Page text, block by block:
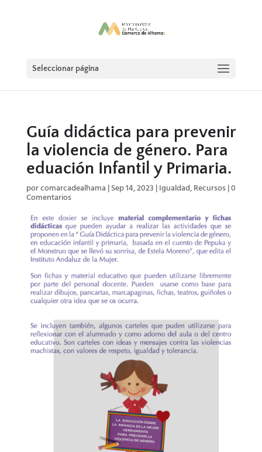
Seleccionar página
Guía didáctica para prevenir
la violencia de género. Para
eduación Infantil y Primaria.
porcomarcadealhama | Sep 14, 2023 | Igualdad, Recursos|0
Comentarios